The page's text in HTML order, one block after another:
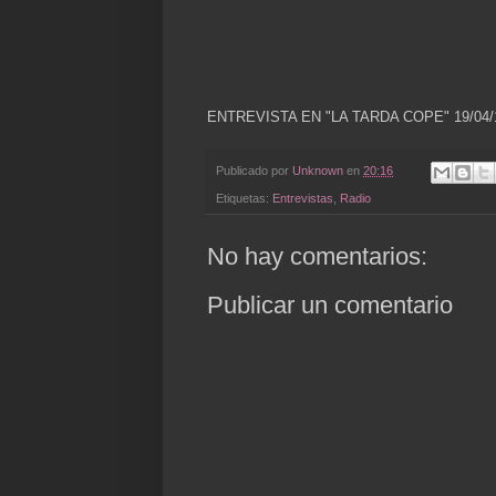
ENTREVISTA EN "LA TARDA COPE" 19/
Publicado por Unknown en 20:16
Etiquetas: Entrevistas Radio
No hay comentarios:
Publicar un comentario